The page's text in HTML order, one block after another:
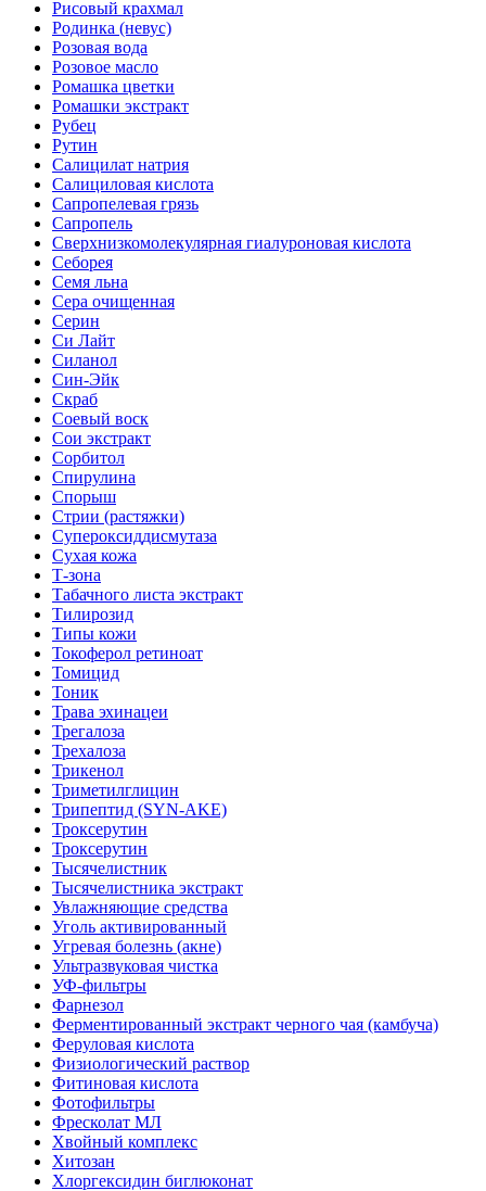
Рисовый крахмал
Родинка (невус)
Розовая вода
Розовое масло
Ромашка цветки
Ромашки экстракт
Рубец
Рутин
Салицилат натрия
Салициловая кислота
Сапропелевая грязь
Сапропель
Сверхнизкомолекулярная гиалуроновая кислота
Себорея
Семя льна
Сера очищенная
Серин
Си Лайт
Силанол
Син-Эйк
Скраб
Соевый воск
Сои экстракт
Сорбитол
Спирулина
Спорыш
Стрии (растяжки)
Супероксиддисмутаза
Сухая кожа
Т-зона
Табачного листа экстракт
Тилирозид
Типы кожи
Токоферол ретиноат
Томицид
Тоник
Трава эхинацеи
Трегалоза
Трехалоза
Трикенол
Триметилглицин
Трипептид (SYN-AKE)
Троксерутин
Троксерутин
Тысячелистник
Тысячелистника экстракт
Увлажняющие средства
Уголь активированный
Угревая болезнь (акне)
Ультразвуковая чистка
УФ-фильтры
Фарнезол
Ферментированный экстракт черного чая (камбуча)
Феруловая кислота
Физиологический раствор
Фитиновая кислота
Фотофильтры
Фресколат МЛ
Хвойный комплекс
Хитозан
Хлоргексидин биглюконат